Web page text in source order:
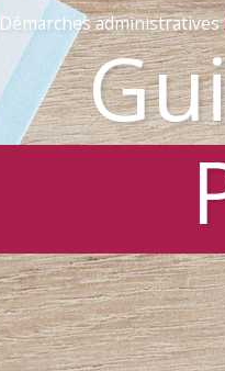
Démarches administratives